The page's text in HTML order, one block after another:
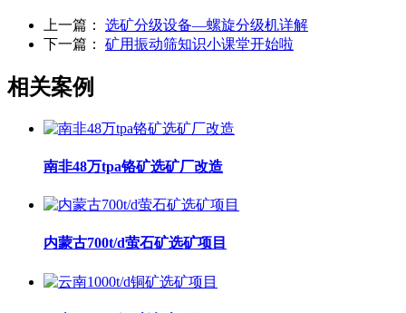
上一篇： 选矿分级设备—螺旋分级机详解
下一篇： 矿用振动筛知识小课堂开始啦
相关案例
南非48万tpa铬矿选矿厂改造
内蒙古700t/d萤石矿选矿项目